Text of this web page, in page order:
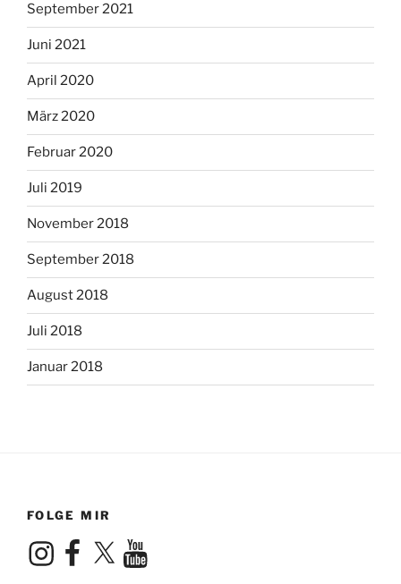
September 2021
Juni 2021
April 2020
März 2020
Februar 2020
Juli 2019
November 2018
September 2018
August 2018
Juli 2018
Januar 2018
FOLGE MIR
InstagramFacebook
X YouTube